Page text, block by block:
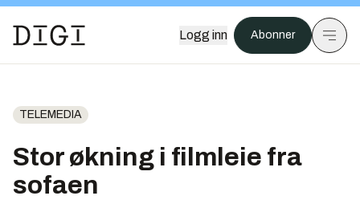
Logg inn Abonner
TELEMEDIA
Stor økning i filmleie fra
sofaen